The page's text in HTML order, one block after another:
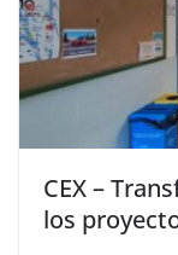
CEX –
los